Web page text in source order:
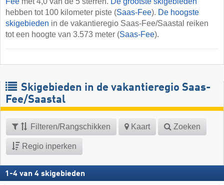
hebben tot 100 kilometer piste (Saas-Fee). De hoogste
skigebieden in de vakantieregio Saas-Fee/​Saastal reiken
tot een hoogte van 3.573 meter (Saas-Fee).
Skigebieden in de vakantieregio Saas-
Fee/​Saastal
Filteren/Rangschikken Kaart Zoeken
Regio inperken
1 -4 van 4 skigebieden